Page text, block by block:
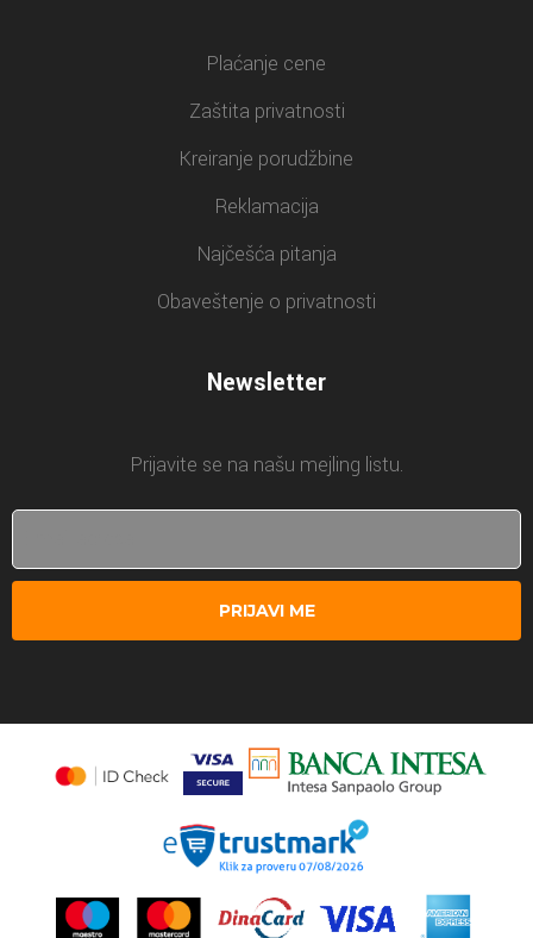
Plaćanje cene
Zaštita privatnosti
Kreiranje porudžbine
Reklamacija
Najčešća pitanja
Obaveštenje o privatnosti
Newsletter
Prijavite se na našu mejling listu.
PRIJAVI ME